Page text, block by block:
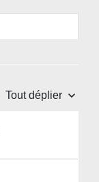
Tout déplier keyboard_arrow_down